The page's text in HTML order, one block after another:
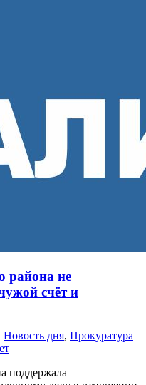
района не
счёт и
Новость дня, Прокуратура
поддержала